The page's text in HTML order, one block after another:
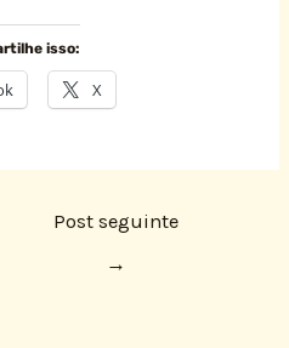
isso:
X
Post seguinte
→